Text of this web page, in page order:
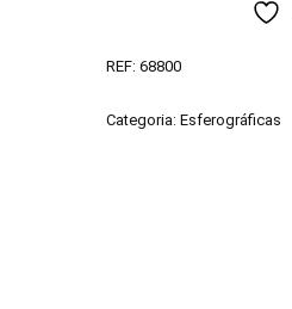
REF:68800
Categoria:Esferográficas